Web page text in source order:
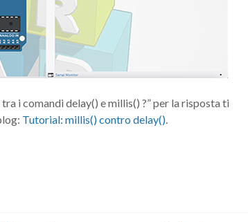
i comandi delay() e millis() ?” per la risposta ti
Tutorial: millis() contro delay().